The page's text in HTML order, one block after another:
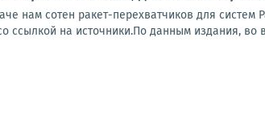
нам сотен ракет-перехватчиков для
ссылкой на источники.По данным издания, во